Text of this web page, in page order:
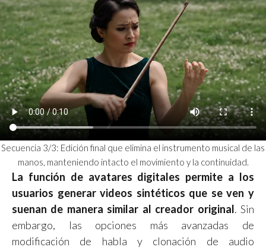
Secuencia 3/3: Edición final que elimina el instrumento musical de las
manos, manteniendo intacto el movimiento y la continuidad.
La función de avatares digitales permite a los
usuarios generar videos sintéticos que se ven y
suenan de manera similar al creador original. Sin
embargo, las opciones más avanzadas de
modificación de habla y clonación de audio